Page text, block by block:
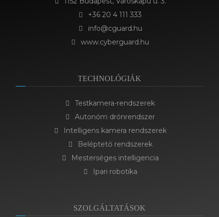
+36 20 4 111 333
info@cguard.hu
www.cyberguard.hu
TECHNOLÓGIÁK
Testkamera-rendszerek
Autonóm drónrendszer
Intelligens kamera rendszerek
Beléptető rendszerek
Mesterséges intelligencia
Ipari robotika
SZOLGÁLTATÁSOK